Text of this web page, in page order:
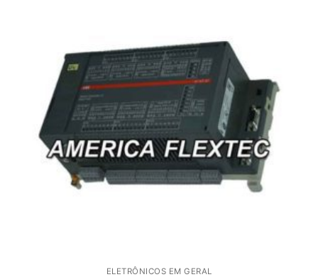
ELETRÔNICOS EM GERAL